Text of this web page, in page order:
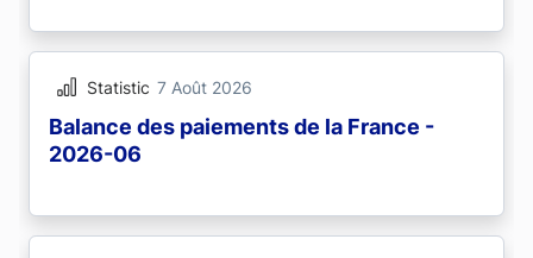
Statistic 7 Août 2026
Balance des paiements de la France -
2026-06